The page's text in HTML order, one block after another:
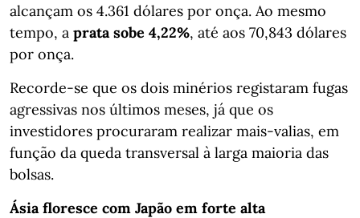
alcançam os 4.361 dólares por onça. Ao mesmo
tempo, a prata sobe 4,22%, até aos 70,843 dólares
por onça.
Recorde-se que os dois minérios registaram fugas
agressivas nos últimos meses, já que os
investidores procuraram realizar mais-valias, em
função da queda transversal à larga maioria das
bolsas.
Ásia floresce com Japão em forte alta